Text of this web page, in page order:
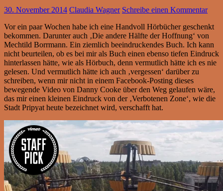
30. November 2014 Claudia Wagner Schreibe einen Kommentar
Vor ein paar Wochen habe ich eine Handvoll Hörbücher geschenkt
bekommen. Darunter auch ‚Die andere Hälfte der Hoffnung‘ von
Mechtild Borrmann. Ein ziemlich beeindruckendes Buch. Ich kann
nicht beurteilen, ob es bei mir als Buch einen ebenso tiefen Eindruck
hinterlassen hätte, wie als Hörbuch, denn vermutlich hätte ich es nie
gelesen. Und vermutlich hätte ich auch ‚vergessen‘ darüber zu
schreiben, wenn mir nicht in einem Facebook-Posting dieses
bewegende Video von Danny Cooke über den Weg gelaufen wäre,
das mir einen kleinen Eindruck von der ‚Verbotenen Zone‘, wie die
Stadt Pripyat heute bezeichnet wird, verschafft hat.